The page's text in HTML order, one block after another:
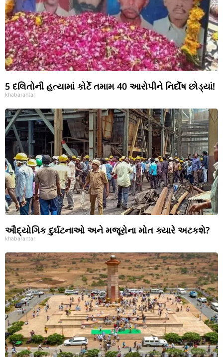
5 દલિતોની હત્યામાં કોર્ટે તમામ 40 આરોપીને નિર્દોષ છોડ્યાં!
khabarantar
ઔદ્યોગિક દુર્ઘટનાઓ અને મજૂરોના મોત ક્યારે અટકશે?
khabarantar